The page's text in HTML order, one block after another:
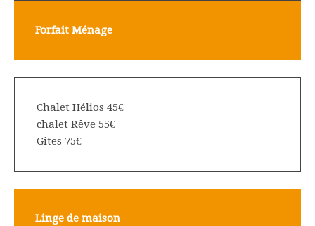
Forfait Ménage
Chalet Hélios 45€
chalet Rêve 55€
Gites 75€
Linge de maison